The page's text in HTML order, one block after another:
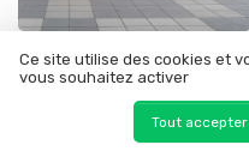
Actualité •
29/01/2026
L'évolution du transport de
voyageurs avec Nao
Ce site utilise des cookies et
vous souhaitez activer
Tout accepter